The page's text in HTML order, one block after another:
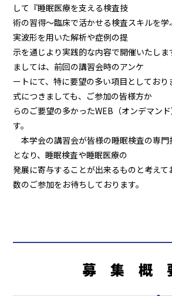
して『睡眠医療を支える検査技
術の習得〜臨床で活かせる検査スキルを学
実波形を用いた解析や症例の提
示を通じより実践的な内容で開催いたしま
ましては、前回の講習会時のアンケ
ートにて、特に要望の多い項目としており
式につきましても、ご参加の皆様方か
らのご要望の多かったWEB（オンデマン
す。
本学会の講習会が皆様の睡眠検査の専門
となり、睡眠検査や睡眠医療の
発展に寄与することが出来るものと考え
数のご参加をお待ちしております。
募 集 概